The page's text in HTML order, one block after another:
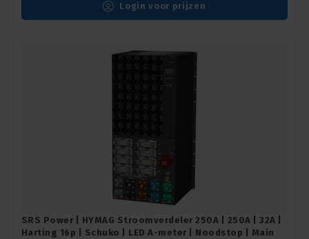
Login voor prijzen
SRS Power | HYMAG Stroomverdeler 250A | 250A | 32A |
Harting 16p | Schuko | LED A-meter | Noodstop | Main